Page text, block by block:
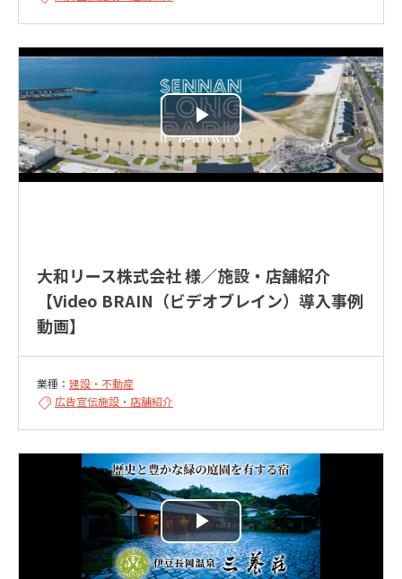
大和リース株式会社 様／施設・店舗紹介
【Video BRAIN（ビデオブレイン）導入事例
動画】
業種： 建設・不動産
広告宣伝施設・店舗紹介